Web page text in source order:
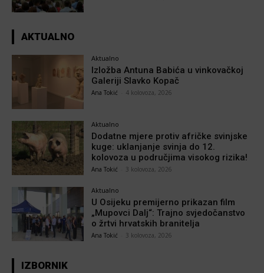
AKTUALNO
Aktualno
Izložba Antuna Babića u vinkovačkoj
Galeriji Slavko Kopač
Ana Tokić 4 kolovoza, 2026
Aktualno
Dodatne mjere protiv afričke svinjske
kuge: uklanjanje svinja do 12.
kolovoza u područjima visokog rizika!
Ana Tokić 3 kolovoza, 2026
Aktualno
U Osijeku premijerno prikazan film
„Mupovci Dalj“: Trajno svjedočanstvo
o žrtvi hrvatskih branitelja
Ana Tokić 3 kolovoza, 2026
IZBORNIK